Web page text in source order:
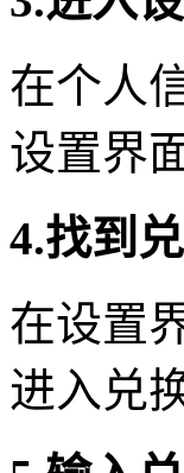
在个人
设置界
4.找到
在设置
进入兑